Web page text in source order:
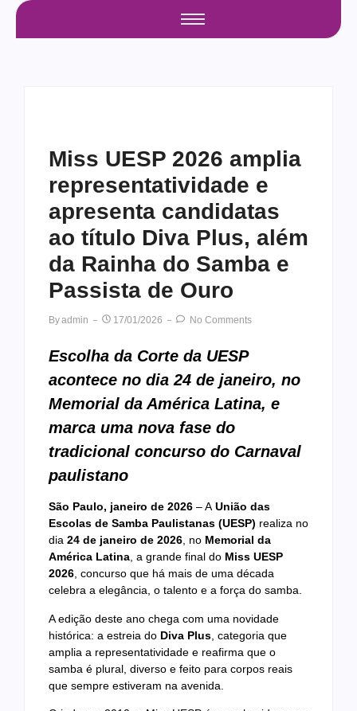
Miss UESP 2026 amplia
representatividade e
apresenta candidatas
ao título Diva Plus, além
da Rainha do Samba e
Passista de Ouro
ByAdmin 17/01/2026 No Comments
Escolha da Corte da UESP
acontece no dia 24 de janeiro, no
Memorial da América Latina, e
marca uma nova fase do
tradicional concurso do Carnaval
paulistano
São Paulo, janeiro de 2026 – AUnião das
Escolas de Samba Paulistanas (UESP) realiza no
dia 24 de janeiro de 2026, no Memorial da
América Latina, a grande final do Miss UESP
2026, concurso que há mais de uma década
celebra a elegância, o talento e a força do samba.
A edição deste ano chega com uma novidade
histórica: a estreia do Diva Plus , categoria que
amplia a representatividade e reafirma que o
samba é plural, diverso e feito para corpos reais
que sempre estiveram na avenida.